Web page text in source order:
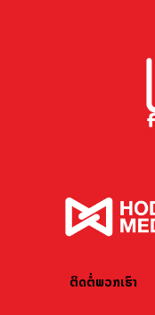
ຕິດຕໍ່ພວກເຮົາ